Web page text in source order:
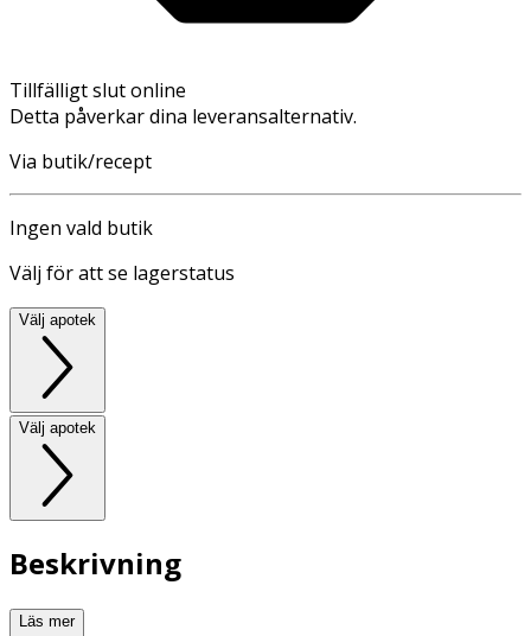
Tillfälligt slut online
Detta påverkar dina leveransalternativ.
Via butik/recept
Ingen vald butik
Välj för att se lagerstatus
Välj apotek
Välj apotek
Beskrivning
Läs mer